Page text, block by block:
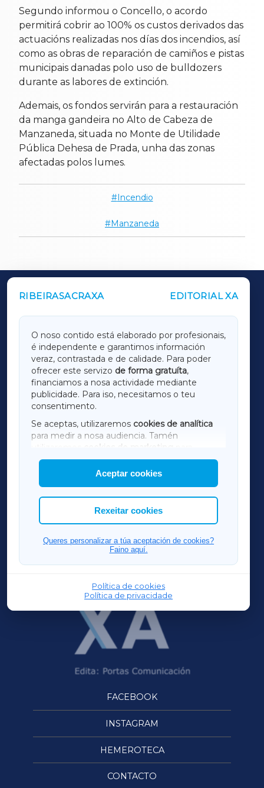
Segundo informou o Concello, o acordo
permitirá cobrir ao 100% os custos derivados das
actuacións realizadas nos días dos incendios, así
como as obras de reparación de camiños e pistas
municipais danadas polo uso de bulldozers
durante as labores de extinción.
Ademais, os fondos servirán para a restauración
da manga gandeira no Alto de Cabeza de
Manzaneda, situada no Monte de Utilidade
Pública Dehesa de Prada, unha das zonas
afectadas polos lumes.
Incendio
Manzaneda
RIBEIRASACRAXA EDITORIAL XA
O noso contido está elaborado por profesionais,
é independente e garantimos información
veraz, contrastada e de calidade. Para poder
ofrecer este servizo de forma gratuíta,
financiamos a nosa actividade mediante
publicidade. Para iso, necesitamos o teu
consentimento.
Se aceptas, utilizaremos cookies de analítica
para medir a nosa audiencia. Tamén
utilizaremos
cookies de marketing
mostrar publicidade de terceiros.
Así mesmo, podes personalizar a elección das
cookies que desexas permitir.
Aceptar cookies
Rexeitar cookies
Queres personalizar a túa aceptación de cookies?
Faino aquí.
Política de cookies
Política de privacidade
OUTROS PERIÓDICOS
LUGOXA
TERRACHAXA
AMARIÑAXA
RIBEIRASACRAXA
ACORUÑAXA
FERROLXA
OURENSEXA
FACEBOOK
INSTAGRAM
HEMEROTECA
CONTACTO